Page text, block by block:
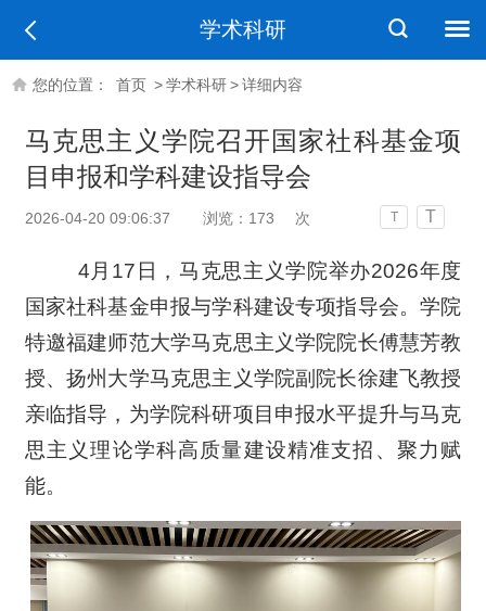
学术科研
您的位置： 首页 >学术科研>详细内容
马克思主义学院召开国家社科基金项
目申报和学科建设指导会
2026-04-20 09:06:37 浏览： 173 次 T T
4月17日，马克思主义学院举办2026年度
国家社科基金申报与学科建设专项指导会。学院
特邀福建师范大学马克思主义学院院长傅慧芳教
授、扬州大学马克思主义学院副院长徐建飞教授
亲临指导，为学院科研项目申报水平提升与马克
思主义理论学科高质量建设精准支招、聚力赋
能。